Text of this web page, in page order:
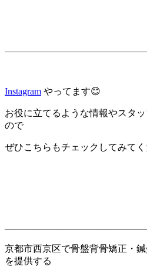
Instagram やってます😊
お役に立てるような情報やスタ
ので
ぜひこちらもチェックしてみて
京都市西京区で骨盤背骨矯正・
を提供する